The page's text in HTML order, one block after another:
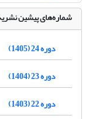
شماره‌های پیشین
دوره 24 (1405)
دوره 23 (1404)
دوره 22 (1403)